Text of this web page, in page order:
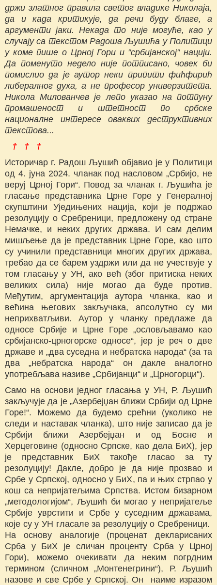
држи златног правила светог владике Николаја,
да и када критикује, да речи буду благе, а
аргументи јаки. Некада то није могуће, као у
случају са текстом Радоша Љушића у Политици
у коме пише о Црној Гори и "србијанској" нацији.
Да поменуто недело није потписано, човек би
помислио да је аутор неки припити фићфирић
либералног духа, а не професор универзитета.
Никола Милованчев је лепо указао на потпуну
промашеност и штетност по србске
националне интересе оваквих деструктивних
текстова...
† † †
Историчар г. Радош Љушић објавио је у Политици
од 4. јуна 2024. чланак под насловом „Србијо, не
веруј Црној Гори“. Повод за чланак г. Љушића је
гласање представника Црне Горе у Генералној
скупштини Уједињених нација, који је подржао
резолуцију о Сребреници, предложену од стране
Немачке, и неких других држава. И сам делим
мишљење да је представник Црне Горе, као што
су учинили представници многих других држава,
требао да се барем уздржи или да не учествује у
том гласању у УН, ако већ (због притиска неких
великих сила) није могао да буде против.
Међутим, аргументација аутора чланка, као и
већина његових закључака, апсолутно су ми
неприхватљиви. Аутор у чланку предлаже да
односе Србије и Црне Горе „ословљавамо као
србијанско-црногорске односе“, јер је реч о две
државе и „два суседна и небратска народа“ (за та
два „небратска народа“ он дакле аналогно
употребљава називе „Србијанци“ и „Црногорци“).
Само на основи једног гласања у УН, Р. Љушић
закључује да је „Азербејџан ближи Србији од Црне
Горе!“. Можемо да будемо срећни (уколико не
следи и наставак чланка), што није записао да је
Србији ближи Азербејџан и од Босне и
Херцеговине (односно Српске, као дела БиХ), јер
је представник БиХ такође гласао за ту
резолуцију! Дакле, добро је да није прозвао и
Србе у Српској, односно у БиХ, па и њих стрпао у
кош са непријатељима Српства. Истом бизарном
„методологијом“, Љушић би могао у непријатеље
Србије уврстити и Србе у суседним државама,
које су у УН гласале за резолуцију о Сребреници.
На основу аналогије (проценат декларисаних
Срба у БиХ је сличан проценту Срба у Црној
Гори), можемо очекивати да неким погрдним
термином (сличном „Монтенегрини“), Р. Љушић
назове и све Србе у Српској. Он наиме изразом